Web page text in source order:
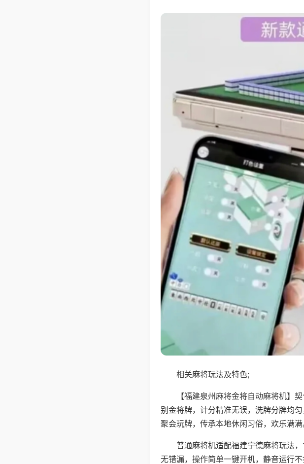
相关麻将玩法及特色;
【福建泉州麻将金将自动麻将机】
别金将牌，计分精准无误，洗牌分牌均
聚会玩牌，传承本地休闲习俗，欢乐满满
普通麻将机适配福建宁德麻将玩法
无错漏，操作简单一键开机，静音运行不